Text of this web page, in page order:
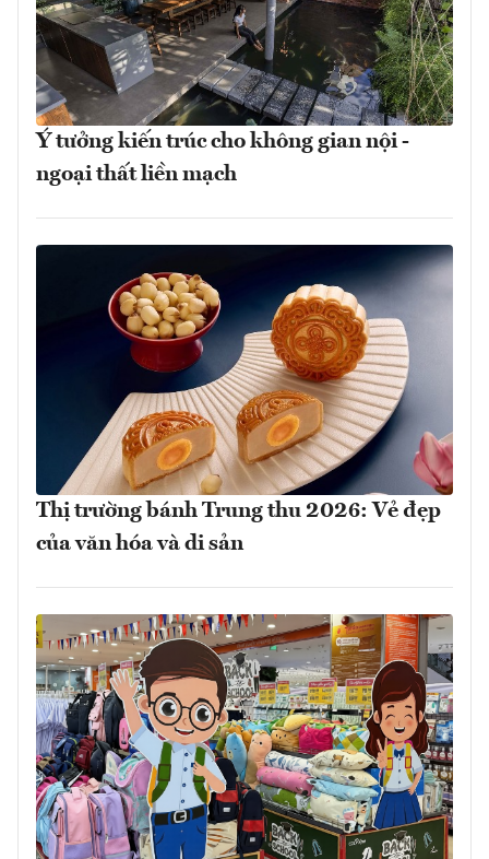
Ý tưởng kiến trúc cho không gian nội -
ngoại thất liền mạch
Thị trường bánh Trung thu 2026: Vẻ đẹp
của văn hóa và di sản